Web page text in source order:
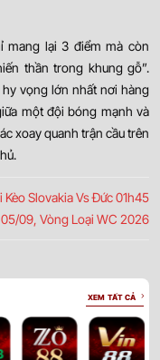
mang lại 3 điểm mà còn
thần trong khung gỗ”.
hy vọng lớn nhất nơi hàng
một đội bóng mạnh và
xoay quanh trận cầu trên
Kèo Slovakia Vs Đức 01h45
05/09, Vòng Loại WC 2026
XEM TẤT CẢ